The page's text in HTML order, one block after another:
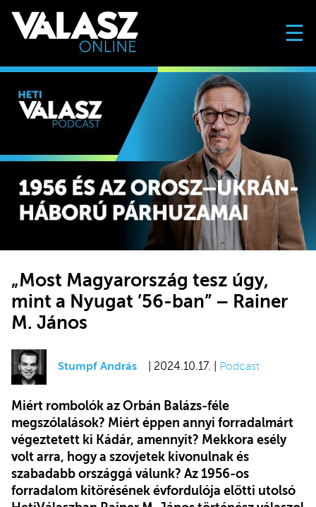
☰
„Most Magyarország tesz úgy,
mint a Nyugat ’56-ban” – Rainer
M. János
Stumpf András | 2024.10.17. | Podcast
Miért rombolók az Orbán Balázs-féle
megszólalások? Miért éppen annyi forradalmárt
végeztetett ki Kádár, amennyit? Mekkora esély
volt arra, hogy a szovjetek kivonulnak és
szabadabb országgá válunk? Az 1956-os
forradalom kitörésének évfordulója előtti utolsó